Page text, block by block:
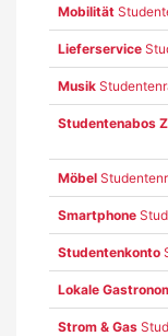
Mobilität
Lieferservice
Musik
Studentenabos
Möbel
Smartphone
Studentenkonto
Lokale
Strom & Gas